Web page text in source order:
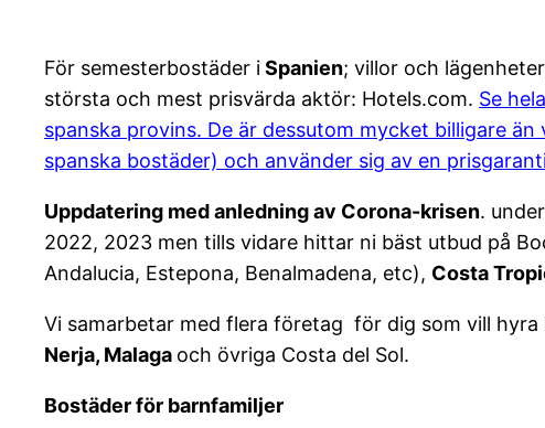
För semesterbostäder iSpanien; villor och
största och mest prisvärda aktör: Hotels.com. Se
spanska provins. De är dessutom mycket billigare
spanska bostäder) och använder sig av en
Uppdatering med anledning av Corona-krisen.
2022, 2023 men tills vidare hittar ni bäst utbud på
Andalucia, Estepona, Benalmadena, etc), Costa
Vi samarbetar med flera företag för dig som vill
Nerja, Malaga och övriga Costa del Sol.
Bostäder för barnfamiljer